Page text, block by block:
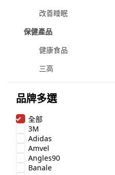
改善睡眠
保健產品
健康食品
三高
品牌多選
全部
3M
Adidas
Amvel
Angles90
Banale